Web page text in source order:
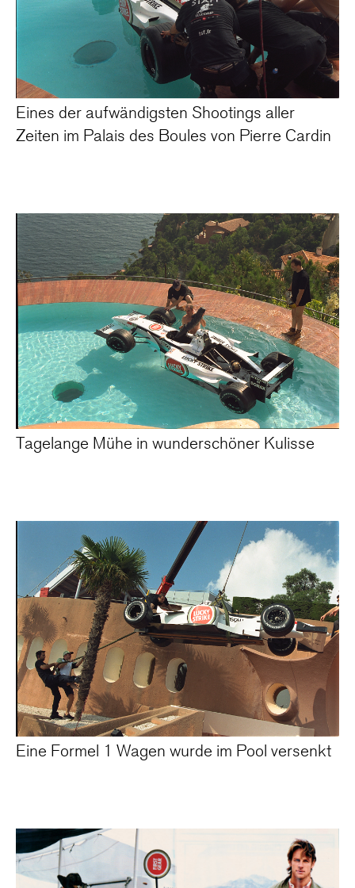
Eines der aufwändigsten Shootings aller
Zeiten im Palais des Boules von Pierre Cardin
Tagelange Mühe in wunderschöner Kulisse
Eine Formel 1 Wagen wurde im Pool versenkt